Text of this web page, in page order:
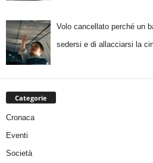
Volo cancellato perché un
sedersi e di allacciarsi la
Categorie
Cronaca
Eventi
Società